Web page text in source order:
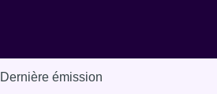
Dernière émission